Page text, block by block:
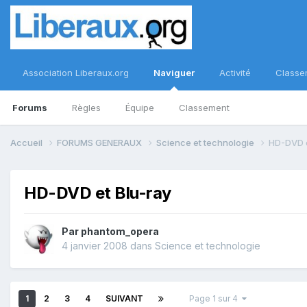
Association Liberaux.org Naviguer
Forums Règles Équipe Classement
Activité
Accueil FORUMS GENERAUX Science et technologie HD-
HD-DVD et Blu-ray
Par phantom_opera
4 janvier 2008 dans Science et technologie
1 2 3 4 SUIVANT Page 1 sur 4